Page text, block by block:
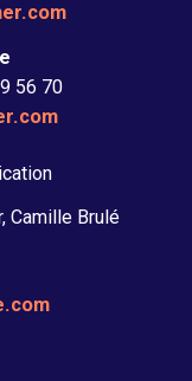
56 70
Camille Brulé